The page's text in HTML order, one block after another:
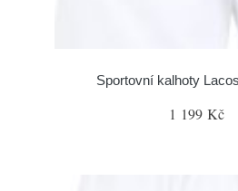
Sportovní kalhoty
1 199 Kč